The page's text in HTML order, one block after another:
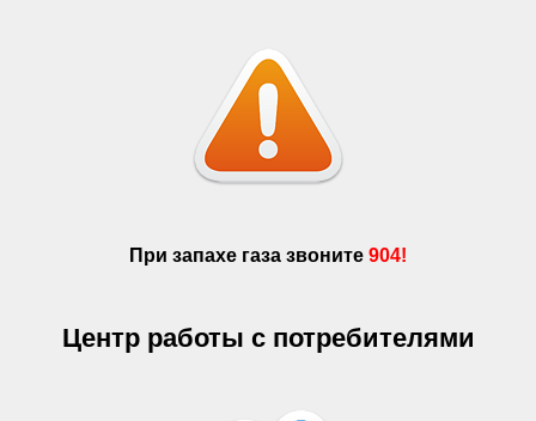
При запахе газа звоните 904!
Центр работы с потребителями